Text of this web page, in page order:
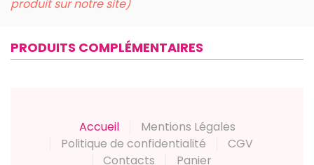
produit sur notre site)
PRODUITS COMPLÉMENTAIRES
Accueil
Mentions Légales
Politique de confidentialité
CGV
Contacts
Panier